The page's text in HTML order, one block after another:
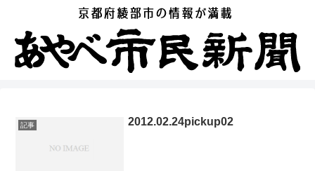
記事 2012.02.24pickup02